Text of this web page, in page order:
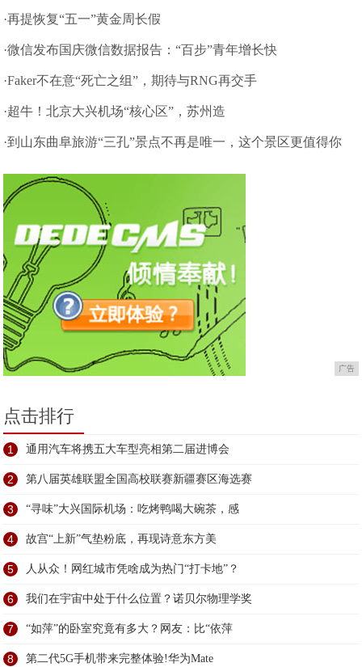
·再提恢复“五一”黄金周长假
·微信发布国庆微信数据报告：“百步”青年增长快
·Faker不在意“死亡之组”，期待与RNG再交手
·超牛！北京大兴机场“核心区”，苏州造
·到山东曲阜旅游“三孔”景点不再是唯一，这个景区更值得你
来
广告
点击排行
1 通用汽车将携五大车型亮相第二届进博会
2 第八届英雄联盟全国高校联赛新疆赛区海选赛
3 “寻味”大兴国际机场：吃烤鸭喝大碗茶，感
4 故宫“上新”气垫粉底，再现诗意东方美
5 人从众！网红城市凭啥成为热门“打卡地”？
6 我们在宇宙中处于什么位置？诺贝尔物理学奖
7 “如萍”的卧室究竟有多大？网友：比“依萍
8 第二代5G手机带来完整体验!华为Mate